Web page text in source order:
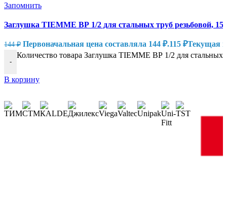
Запомнить
Заглушка TIEMME ВР 1/2 для стальных труб резьбовой,
144₽ Первоначальная цена составляла 144 ₽.115 ₽Текущая
-
Количество товара Заглушка TIEMME ВР 1/2 для стальных
В корзину